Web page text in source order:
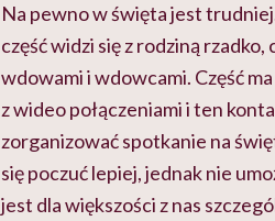
Na pewno w święta jest
część widzi się z rodziną rzadko,
wdowami i wdowcami. Część
z wideo połączeniami i ten
zorganizować spotkanie na
się poczuć lepiej, jednak nie
jest dla większości z nas